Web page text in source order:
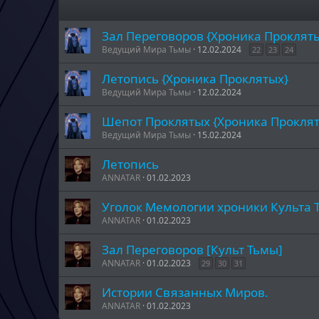
Зал Переговоров {Хроника
Ведущий Мира Тьмы 12.02.2024 22 23 24
Летопись {Хроника Проклятых}
Ведущий Мира Тьмы 12.02.2024
Шепот Проклятых {Хроника
Ведущий Мира Тьмы 15.02.2024
Летопись
ANNATAR 01.02.2023
Уголок Мемологии хроники Культа
ANNATAR 01.02.2023
Зал Переговоров [Культ Тьмы]
ANNATAR 01.02.2023 29 30 31
Истории Связанных Миров.
ANNATAR 01.02.2023